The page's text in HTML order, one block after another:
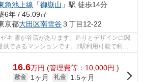
急池上線 「御嶽山 」駅 徒歩14分
6年 / 45.09㎡
京都大田区南雪谷３丁目12-22
キ 雪が谷店があります。造りとデザインに関
供できるマンションです。2駅利用可能で利便
と買い物...
16.6万円 (管理費等：10,000円 )
敷金 1ヶ月 礼金
1.5ヶ月